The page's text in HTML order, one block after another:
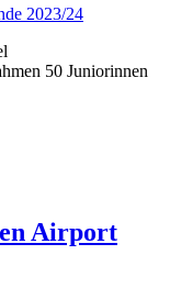
2023/24
50 Juniorinnen
Airport